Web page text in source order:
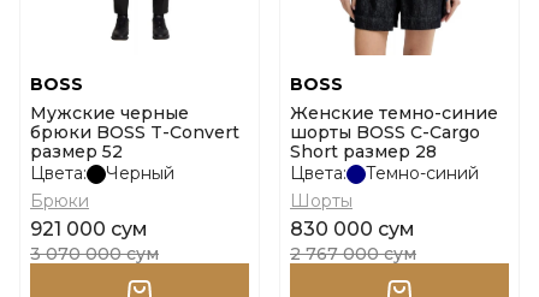
BOSS
Мужские черные
брюки BOSS T-Convert
размер 52
Цвета:
Черный
Брюки
921 000 сум
3 070 000 сум
BOSS
Женские темно-синие
шорты BOSS C-Cargo
Short размер 28
Цвета:
Темно-синий
Шорты
830 000 сум
2 767 000 сум